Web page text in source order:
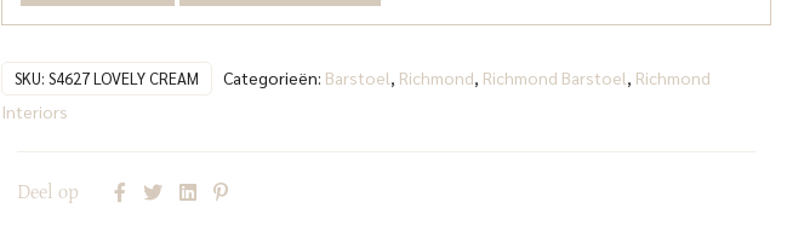
SKU: S4627 LOVELY CREAM Categorieën: Barstoel, Richmond, Richmond Barstoel, Richmond
Interiors
Deel op